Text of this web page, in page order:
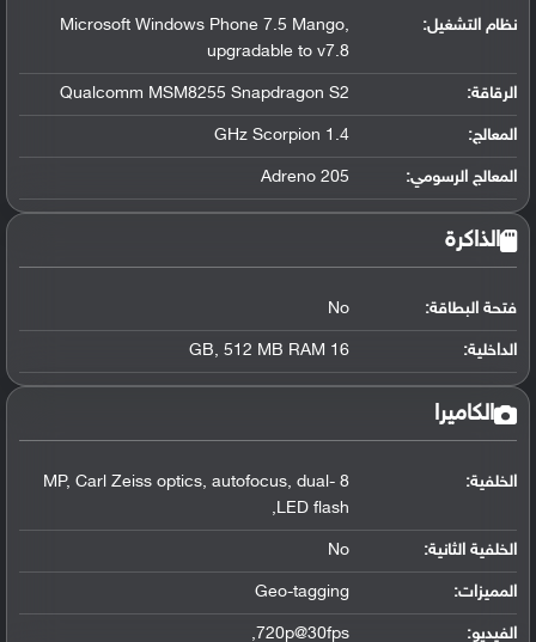
نظام التشغيل:
Microsoft Windows Phone 7.5 Mango,
upgradable to v7.8
الرقاقة:
Qualcomm MSM8255 Snapdragon S2
المعالج:
1.4 GHz Scorpion
المعالج الرسومي:
Adreno 205
الذاكرة
فتحة البطاقة: No
الداخلية: 16 GB, 512 MB RAM
الكاميرا
الخلفية:
8 MP, Carl Zeiss optics, autofocus, dual-
LED flash,
الخلفية الثانية: No
المميزات: Geo-tagging
الفيديو: 720p@30fps,